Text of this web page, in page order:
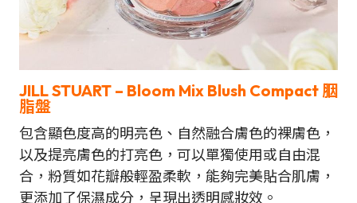
JILL STUART – Bloom Mix Blush Compact 胭
脂盤
包含顯色度高的明亮色、自然融合膚色的裸膚色，
以及提亮膚色的打亮色，可以單獨使用或自由混
合，粉質如花瓣般輕盈柔軟，能夠完美貼合肌膚，
更添加了保濕成分，呈現出透明感妝效。